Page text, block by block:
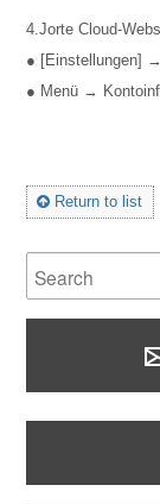
4.Jorte Cloud-
● [Einstellungen]
● Menü →
Return to list